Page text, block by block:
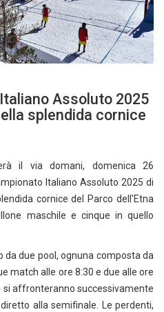
Assoluto 2025
splendida cornice
il via domani, domenica 26
Italiano Assoluto 2025 di
cornice del Parco dell’Etna
maschile e cinque in quello
da due pool, ognuna composta da
match alle ore 8:30 e due alle ore
si affronteranno successivamente
alla semifinale. Le perdenti,